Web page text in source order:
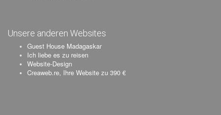
Unsere anderen Websites
Guest House Madagaskar
Ich liebe es zu reisen
Website-Design
Creaweb.re, Ihre Website zu 390 €